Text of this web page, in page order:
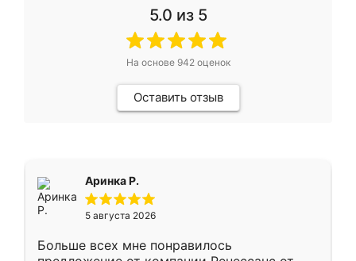
5.0 из 5
На основе 942оценок
Оставить отзыв
Аринка Р.
5 августа 2026
Больше всех мне понравилось